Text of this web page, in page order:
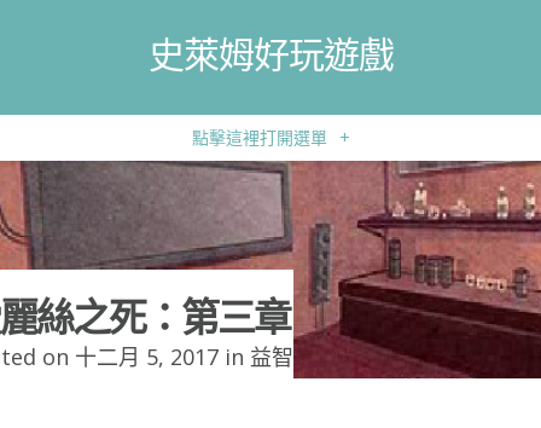
史萊姆好玩遊戲
點擊這裡打開選單 +
絲之死：第三章
on 十二月 5, 2017 in 益智